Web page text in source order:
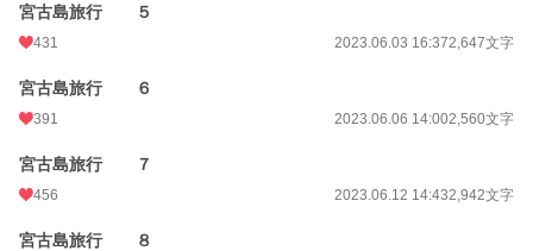
宮古島旅行 ５
431 2023.06.03 16:372,647文字
宮古島旅行 ６
391 2023.06.06 14:002,560文字
宮古島旅行 ７
456 2023.06.12 14:432,942文字
宮古島旅行 ８